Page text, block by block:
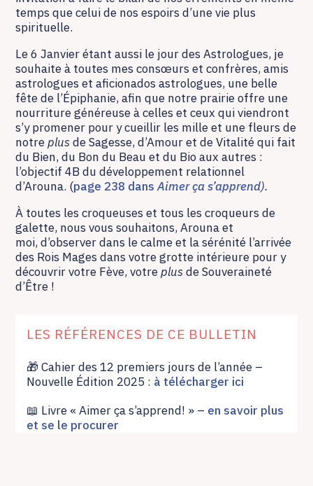
temps que celui de nos espoirs d’une vie plus
spirituelle.
Le 6 Janvier étant aussi le jour des Astrologues, je
souhaite à toutes mes consœurs et confrères, amis
astrologues et aficionados astrologues, une belle
fête de l’Épiphanie, afin que notre prairie offre une
nourriture généreuse à celles et ceux qui viendront
s’y promener pour y cueillir les mille et une fleurs de
notreplusde Sagesse, d’Amour et de Vitalité qui fait
du Bien, du Bon du Beau et du Bio aux autres :
l’objectif 4B du développement relationnel
d’Arouna. (page 238 dansAimer ça s’apprend).
À toutes les croqueuses et tous les croqueurs de
galette, nous vous souhaitons, Arouna et
moi, d’observer dans le calme et la sérénité l’arrivée
des Rois Mages dans votre grotte intérieure pour y
découvrir votre Fève, votreplusde Souveraineté
d’Être !
LES RÉFÉRENCES DE CE BULLETIN
🎁 Cahier des 12 premiers jours de l’année –
Nouvelle Édition 2025 : à télécharger ici
📖 Livre « Aimer ça s’apprend! » – en savoir plus
et se le procurer